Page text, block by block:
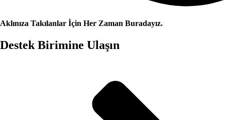
Aklınıza Takılanlar İçin Her Zaman Buradayız.
Destek Birimine Ulaşın